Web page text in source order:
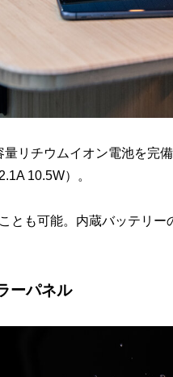
リチウムイオン電池を完
10.5W）。
とも可能。内蔵バッテリ
ーパネル